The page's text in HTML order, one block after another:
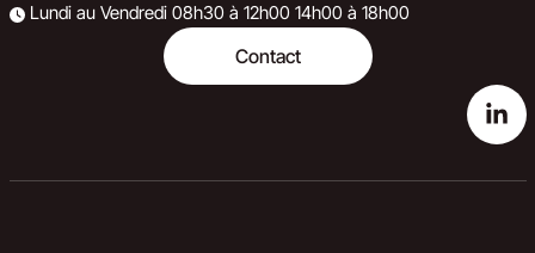
Lundi au Vendredi 08h30 à 12h00 14h00 à 18h00
Contact